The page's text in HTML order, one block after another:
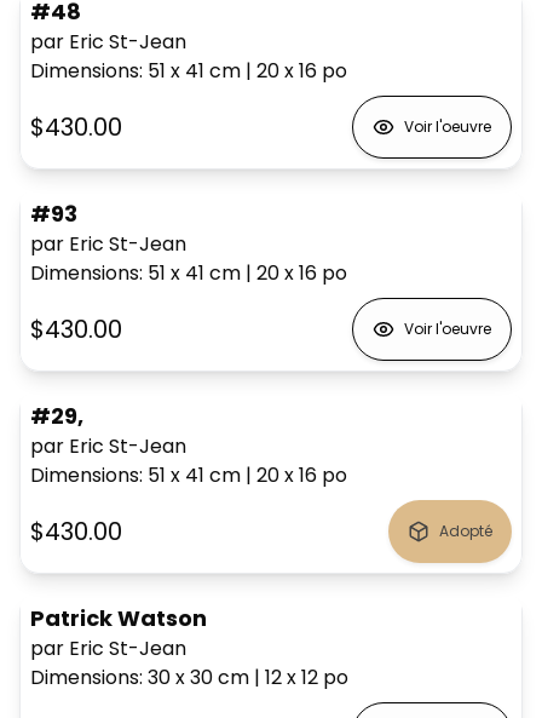
#48
par Eric St-Jean
Dimensions: 51 x 41 cm | 20 x 16 po
$430.00 Voir l'oeuvre
#93
par Eric St-Jean
Dimensions: 51 x 41 cm | 20 x 16 po
$430.00 Voir l'oeuvre
#29,
par Eric St-Jean
Dimensions: 51 x 41 cm | 20 x 16 po
$430.00 Adopté
Patrick Watson
par Eric St-Jean
Dimensions: 30 x 30cm | 12 x 12 po